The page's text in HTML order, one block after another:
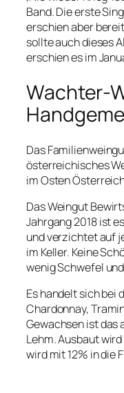
Band. Die erste
erschien aber
sollte auch dieses
erschien es im
Wachter-
Das
österreichisches
im Osten
Das Weingut
Jahrgang 2018 ist
und verzichtet auf
im Keller. Keine
wenig Schwefel
Es handelt sich bei
Chardonnay,
Gewachsen ist das
Lehm. Ausbaut
wird mit 12% in die